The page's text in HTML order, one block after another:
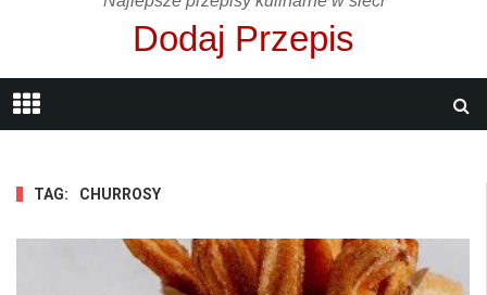
Dodaj Przepis
TAG: CHURROSY